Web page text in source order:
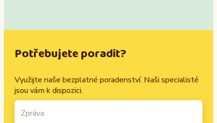
Potřebujete poradit?
Využijte naše bezplatné poradenství. Naši specialisté
jsou vám k dispozici.